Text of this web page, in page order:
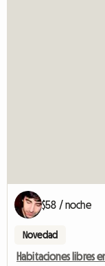
$58 / noche
Novedad
Habitaciones libres